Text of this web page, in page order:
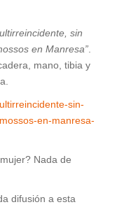
sin
en Manresa”
mano, tibia y
sin-
en-manresa-
Nada de
difusión a esta